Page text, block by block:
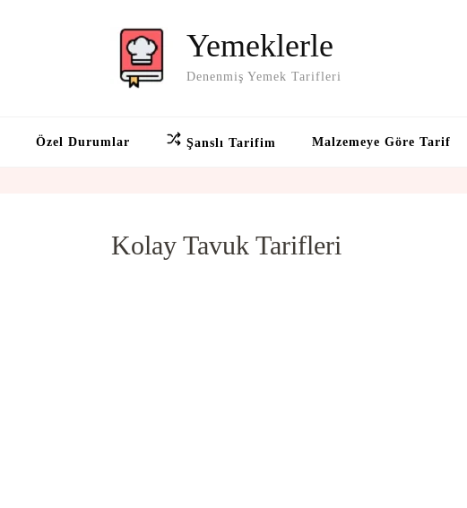
Yemeklerle
Denenmiş Yemek Tarifleri
Özel Durumlar Şanslı Tarifim Malzemeye Göre Tarif
Kolay Tavuk Tarifleri